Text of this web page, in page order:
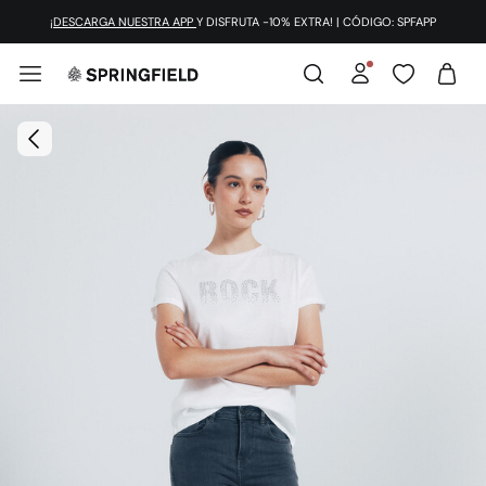
¡DESCARGA NUESTRA APP Y DISFRUTA -10% EXTRA! | CÓDIGO: SPFAPP